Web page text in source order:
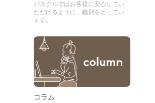
パスクルではお客様に安心してい
ただけるように、鑑別をとってい
ます。
コラム